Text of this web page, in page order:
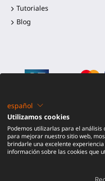
Tutoriales
Blog
©2016-2026 - ProTubeVR™
aranceles |Garantía
español
Utilizamos cookies
Podemos utilizarlas para el
para mejorar nuestro sitio web,
brindarle una excelente
información sobre las cookies que